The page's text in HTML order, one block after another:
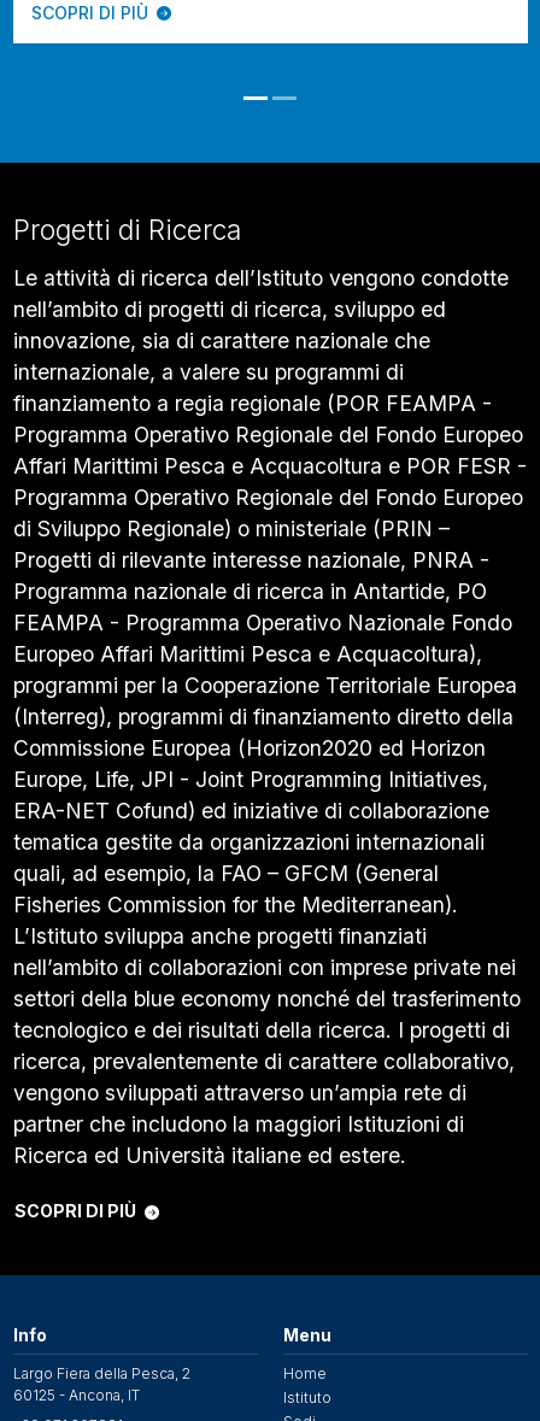
SCOPRI DI PIÙ
Progetti di Ricerca
Le attività di ricerca dell’Istituto vengono condotte
nell’ambito di progetti di ricerca, sviluppo ed
innovazione, sia di carattere nazionale che
internazionale, a valere su programmi di
finanziamento a regia regionale (POR FEAMPA -
Programma Operativo Regionale del Fondo Europeo
Affari Marittimi Pesca e Acquacoltura e POR FESR -
Programma Operativo Regionale del Fondo Europeo
di Sviluppo Regionale) o ministeriale (PRIN –
Progetti di rilevante interesse nazionale, PNRA -
Programma nazionale di ricerca in Antartide, PO
FEAMPA - Programma Operativo Nazionale Fondo
Europeo Affari Marittimi Pesca e Acquacoltura),
programmi per la Cooperazione Territoriale Europea
(Interreg), programmi di finanziamento diretto della
Commissione Europea (Horizon2020 ed Horizon
Europe, Life, JPI - Joint Programming Initiatives,
ERA-NET Cofund) ed iniziative di collaborazione
tematica gestite da organizzazioni internazionali
quali, ad esempio, la FAO – GFCM (General
Fisheries Commission for the Mediterranean).
L’Istituto sviluppa anche progetti finanziati
nell’ambito di collaborazioni con imprese private nei
settori della blue economy nonché del trasferimento
tecnologico e dei risultati della ricerca. I progetti di
ricerca, prevalentemente di carattere collaborativo,
vengono sviluppati attraverso un’ampia rete di
partner che includono la maggiori Istituzioni di
Ricerca ed Università italiane ed estere.
SCOPRI DI PIÙ
Info
Largo Fiera della Pesca, 2
60125 - Ancona, IT
Menu
Home
Istituto